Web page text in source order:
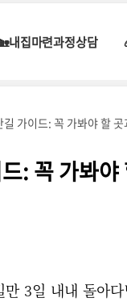
내집마련과정상담
길 가이드: 꼭 가봐야 할
: 꼭 가봐
3일 내내 돌아